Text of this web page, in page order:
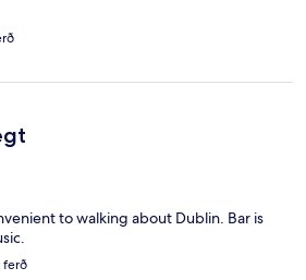
to walking about Dublin. Bar is
ferð